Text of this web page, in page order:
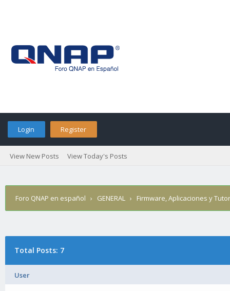
Login Register
View New Posts View Today's Posts
Foro QNAP en español › GENERAL › Firmware, Aplicaciones y
Total Posts: 7
User